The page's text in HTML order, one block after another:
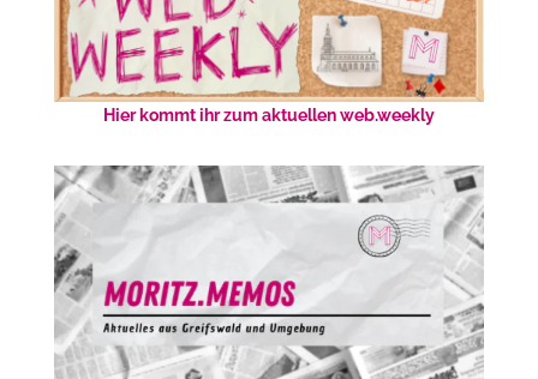
Hier kommt ihr zum aktuellen web.weekly